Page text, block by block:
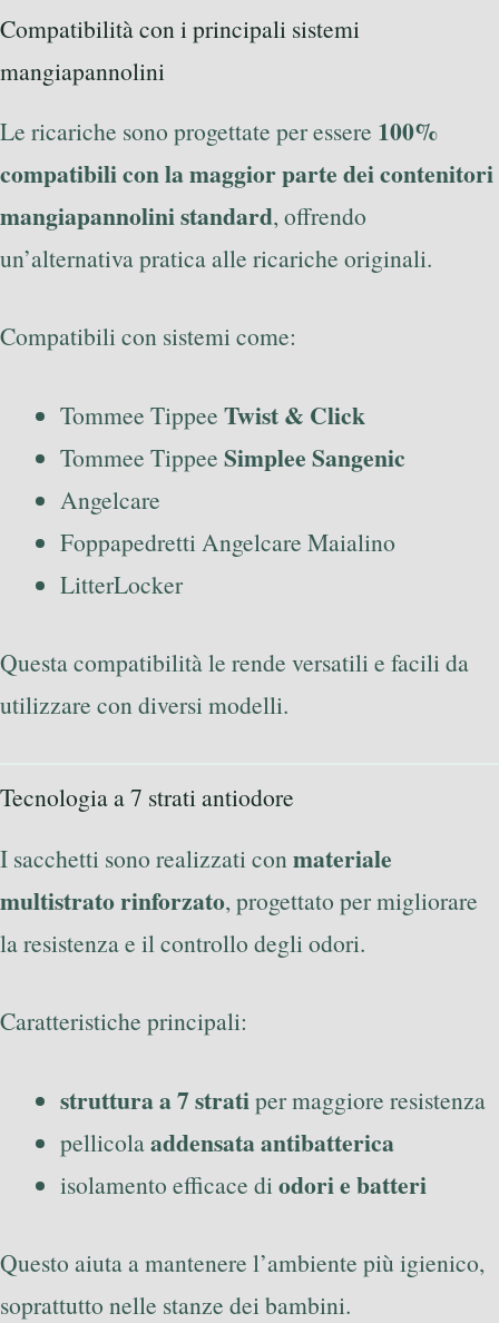
Compatibilità con i principali sistemi
mangiapannolini
Le ricariche sono progettate per essere 100%
compatibili con la maggior parte dei contenitori
mangiapannolini standard, offrendo
un’alternativa pratica alle ricariche originali.
Compatibili con sistemi come:
Tommee Tippee Twist & Click
Tommee Tippee Simplee Sangenic
Angelcare
Foppapedretti Angelcare Maialino
LitterLocker
Questa compatibilità le rende versatili e facili da
utilizzare con diversi modelli.
Tecnologia a 7 strati antiodore
I sacchetti sono realizzati conmateriale
multistrato rinforzato, progettato per migliorare
la resistenza e il controllo degli odori.
Caratteristiche principali:
struttura a 7 stratiper maggiore resistenza
pellicolaaddensata antibatterica
isolamento efficace di odori e batteri
Questo aiuta a mantenere l’ambiente più igienico,
soprattutto nelle stanze dei bambini.